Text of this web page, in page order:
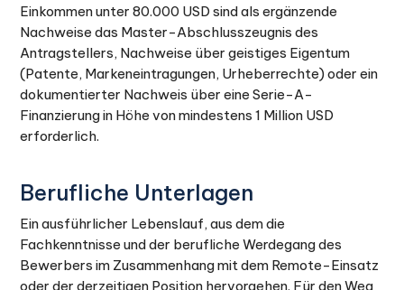
Einkommen unter 80.000 USD sind als ergänzende
Nachweise das Master-Abschlusszeugnis des
Antragstellers, Nachweise über geistiges Eigentum
(Patente, Markeneintragungen, Urheberrechte) oder ein
dokumentierter Nachweis über eine Serie-A-
Finanzierung in Höhe von mindestens 1 Million USD
erforderlich.
Berufliche Unterlagen
Ein ausführlicher Lebenslauf, aus dem die
Fachkenntnisse und der berufliche Werdegang des
Bewerbers im Zusammenhang mit dem Remote-Einsatz
oder der derzeitigen Position hervorgehen. Für den Weg